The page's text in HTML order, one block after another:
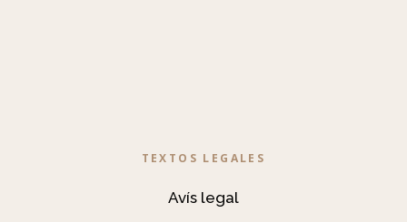
TEXTOS LEGALES
Avís legal